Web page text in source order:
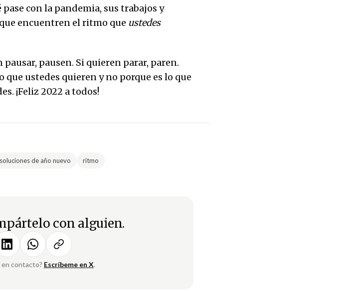
con la pandemia, sus trabajos y
encuentren el ritmo que ustedes
pausen. Si quieren parar, paren.
que ustedes quieren y no porque es lo que
¡Feliz 2022 a todos!
de año nuevo ritmo
con alguien.
contacto? Escríbeme en X.